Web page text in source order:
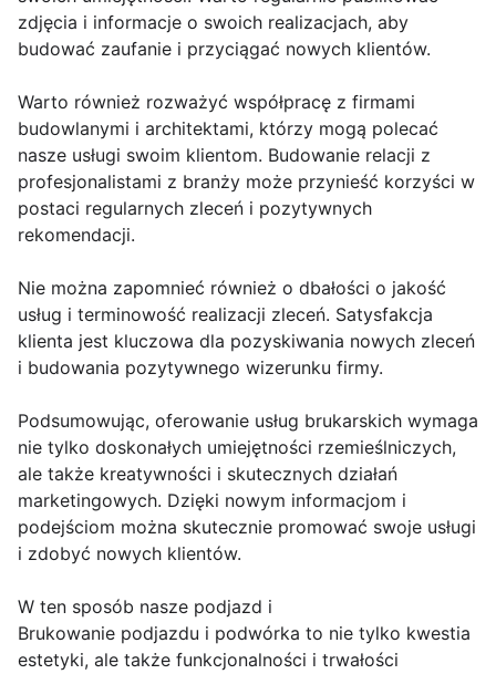
zdjęcia i informacje o swoich realizacjach, aby
budować zaufanie i przyciągać nowych klientów.
Warto również rozważyć współpracę z firmami
budowlanymi i architektami, którzy mogą polecać
nasze usługi swoim klientom. Budowanie relacji z
profesjonalistami z branży może przynieść korzyści w
postaci regularnych zleceń i pozytywnych
rekomendacji.
Nie można zapomnieć również o dbałości o jakość
usług i terminowość realizacji zleceń. Satysfakcja
klienta jest kluczowa dla pozyskiwania nowych zleceń
i budowania pozytywnego wizerunku firmy.
Podsumowując, oferowanie usług brukarskich wymaga
nie tylko doskonałych umiejętności rzemieślniczych,
ale także kreatywności i skutecznych działań
marketingowych. Dzięki nowym informacjom i
podejściom można skutecznie promować swoje usługi
i zdobyć nowych klientów.
W ten sposób nasze podjazd i
Brukowanie podjazdu i podwórka to nie tylko kwestia
estetyki, ale także funkcjonalności i trwałości